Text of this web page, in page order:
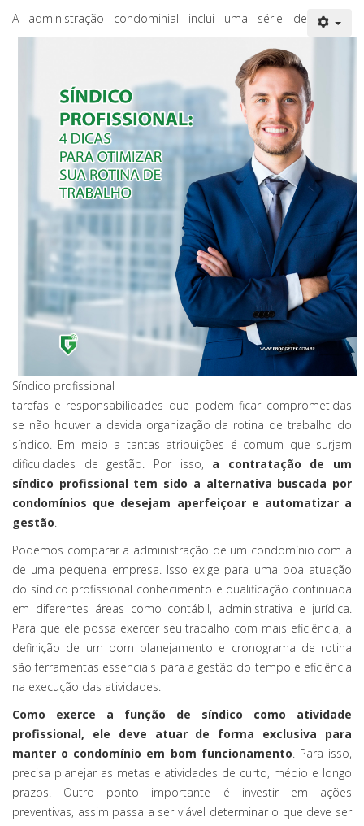
Síndico profissional
A administração condominial inclui uma série de
tarefas e responsabilidades que podem ficar comprometidas
se não houver a devida organização da rotina de trabalho do
síndico. Em meio a tantas atribuições é comum que surjam
dificuldades de gestão. Por isso, a contratação de um
síndico profissional tem sido a alternativa buscada por
condomínios que desejam aperfeiçoar e automatizar a
gestão.
Podemos comparar a administração de um condomínio com a
de uma pequena empresa. Isso exige para uma boa atuação
do síndico profissional conhecimento e qualificação continuada
em diferentes áreas como contábil, administrativa e jurídica.
Para que ele possa exercer seu trabalho com mais eficiência, a
definição de um bom planejamento e cronograma de rotina
são ferramentas essenciais para a gestão do tempo e eficiência
na execução das atividades.
Como exerce a função de síndico como atividade
profissional, ele deve atuar de forma exclusiva para
manter o condomínio em bom funcionamento. Para isso,
precisa planejar as metas e atividades de curto, médio e longo
prazos. Outro ponto importante é investir em ações
preventivas, assim passa a ser viável determinar o que deve ser